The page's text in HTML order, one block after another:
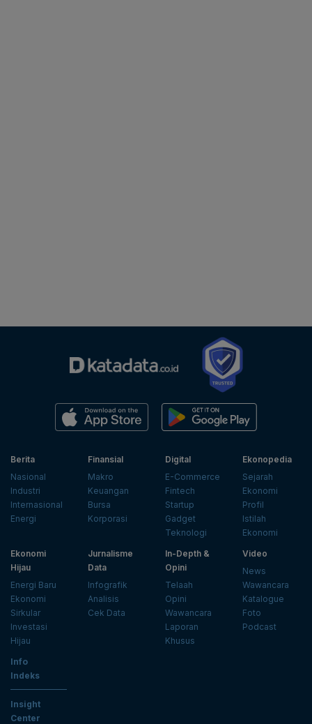
Berita
Nasional
Industri
Internasional
Energi
Finansial
Makro
Keuangan
Bursa
Korporasi
Digital
E-Commerce
Fintech
Startup
Gadget
Teknologi
Ekonopedia
Sejarah
Ekonomi
Profil
Istilah
Ekonomi
Ekonomi
Hijau
Energi Baru
Ekonomi
Sirkular
Investasi
Hijau
Jurnalisme
Data
Infografik
Analisis
Cek Data
In-Depth &
Opini
Telaah
Opini
Wawancara
Laporan
Khusus
Video
News
Wawancara
Katalogue
Foto
Podcast
Info
Indeks
Insight
Center